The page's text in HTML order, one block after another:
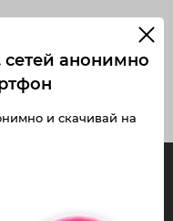
анонимно
и скачивай на